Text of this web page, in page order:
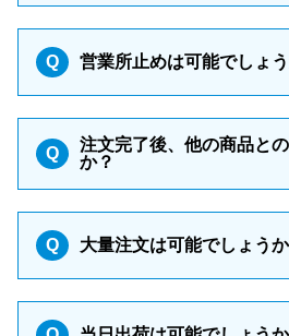
Q 営業所止めは可能でしょ
Q
注文完了後、他の商品と
か？
Q 大量注文は可能でしょう